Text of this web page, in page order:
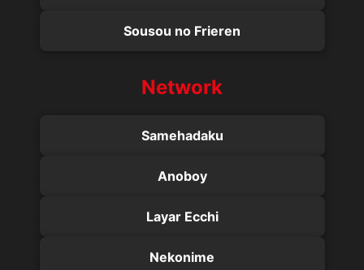
Sousou no Frieren
Network
Samehadaku
Anoboy
Layar Ecchi
Nekonime